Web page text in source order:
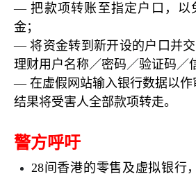
—把款项转账至指定户口，以
金；
—将资金转到新开设的户口并
理财用户名称／密码 ／验证码 ／
— 在虚假网站输入银行数据以作
结果将受害人全部款项转走。
警方呼吁
28间香港的零售及虚拟银行